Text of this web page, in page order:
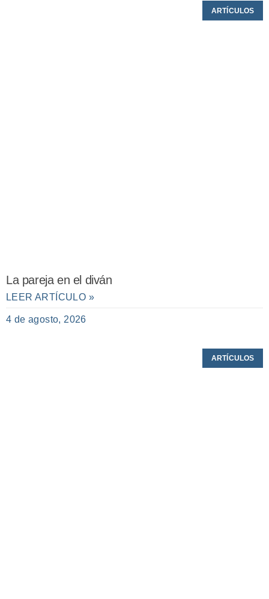
ARTÍCULOS
La pareja en el diván
LEER ARTÍCULO »
4 de agosto, 2026
ARTÍCULOS